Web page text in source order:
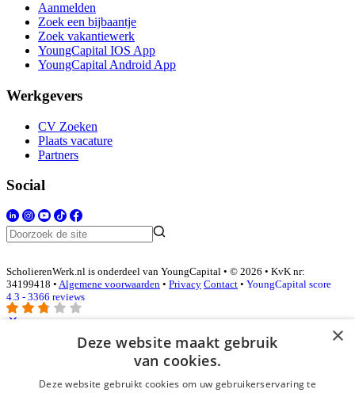
Aanmelden
Zoek een bijbaantje
Zoek vakantiewerk
YoungCapital IOS App
YoungCapital Android App
Werkgevers
CV Zoeken
Plaats vacature
Partners
Social
ScholierenWerk.nl is onderdeel van YoungCapital • © 2026 • KvK nr:
34199418 • Algemene voorwaarden • Privacy Contact • YoungCapital score
4.3 - 3366 reviews
Inloggen als bedrijf
E-mail*
×
Deze website maakt gebruik
van cookies.
Deze website gebruikt cookies om uw gebruikerservaring te